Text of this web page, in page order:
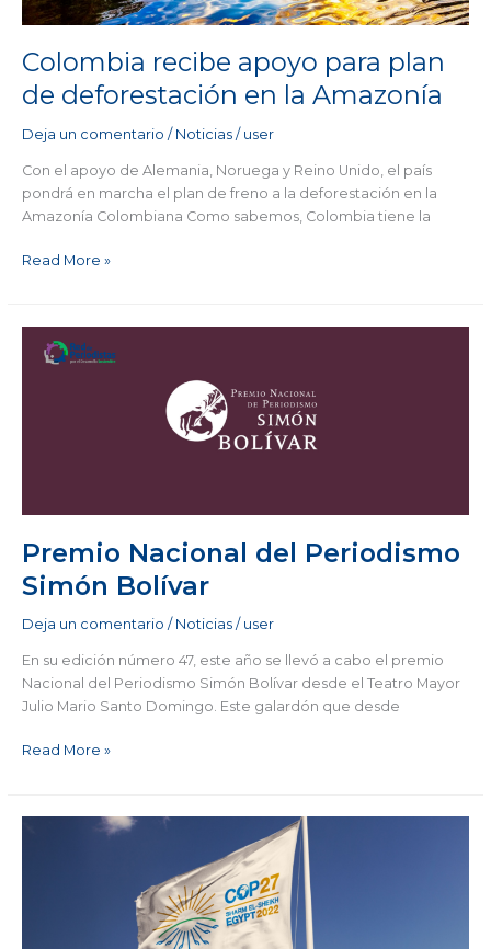
Colombia recibe apoyo para plan
de deforestación en la Amazonía
Deja un comentario / Noticias/ user
Con el apoyo de Alemania, Noruega y Reino Unido, el país
pondrá en marcha el plan de freno a la deforestación en la
Amazonía Colombiana Como sabemos, Colombia tiene la
en
la
Amazonía
Read More »
Premio Nacional del Periodismo
Simón Bolívar
Deja un comentario / Noticias/ user
En su edición número 47, este año se llevó a cabo el premio
Nacional del Periodismo Simón Bolívar desde el Teatro Mayor
Julio Mario Santo Domingo. Este galardón que desde
Nacional
Read More »